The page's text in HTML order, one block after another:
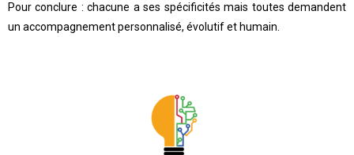
Pour conclure : chacune a ses spécificités mais toutes demandent
un accompagnement personnalisé, évolutif et humain.